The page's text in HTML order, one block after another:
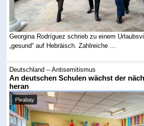
Georgina Rodríguez schrieb zu einem
„gesund“ auf Hebräisch. Zahlreiche ...
Deutschland -- Antisemitismus
An deutschen Schulen wächst der
heran
Pixabay